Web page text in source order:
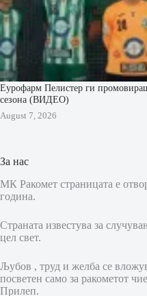
Еурофарм Пелистер ги
сезона (ВИДЕО)
August 7, 2026
За нас
МК Ракомет страницата е
година.
Страната известува за
цел свет.
Љубов , труд и желба се
посветен само за ракометот
Прилеп.